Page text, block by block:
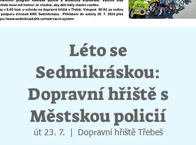
Léto se
Sedmikráskou:
Dopravní hřiště s
Městskou policií
út 23. 7. Dopravní hřiště Třebeš